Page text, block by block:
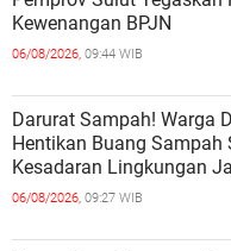
Kewenangan BPJN
06/08/2026, 09:44 WIB
Darurat Sampah! Warga
Hentikan Buang Sampah
Kesadaran Lingkungan
06/08/2026, 09:27 WIB